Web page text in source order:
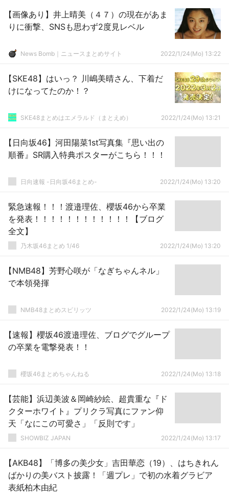
【画像あり】井上晴美（４７）の現在があま
りに衝撃、SNSも思わず2度見レベル
News Bomb｜ニュースまとめサイト 2022/1/24(Mo) 13:22
【SKE48】はいっ？ 川嶋美晴さん、下着だ
けになってたのか！？
SKE48まとめはエメラルド（まとえめ） 2022/1/24(Mo) 13:21
【日向坂46】河田陽菜1st写真集『思い出の
順番』SR購入特典ポスターがこちら！！！
日向速報 -日向坂46まとめ- 2022/1/24(Mo) 13:20
緊急速報！！！渡邉理佐、櫻坂46から卒業
を発表！！！！！！！！！！！！【ブログ
全文】
乃木坂46まとめ 1/46 2022/1/24(Mo) 13:20
【NMB48】芳野心咲が「なぎちゃんネル」
で本領発揮
NMB48まとめスピリッツ 2022/1/24(Mo) 13:19
【速報】櫻坂46渡邉理佐、ブログでグループ
の卒業を電撃発表！！
櫻坂46まとめちゃんねる 2022/1/24(Mo) 13:18
【芸能】浜辺美波＆岡崎紗絵、超貴重な『ド
クターホワイト』プリクラ写真にファン仰
天「なにこの可愛さ」「反則です」
SHOWBIZ JAPAN 2022/1/24(Mo) 13:17
【AKB48】「博多の美少女」吉田華恋（19）、はちきれん
ばかりの美バスト披露！「週プレ」で初の水着グラビア
表紙柏木由紀